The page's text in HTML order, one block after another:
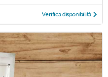
Verifica disponibilità